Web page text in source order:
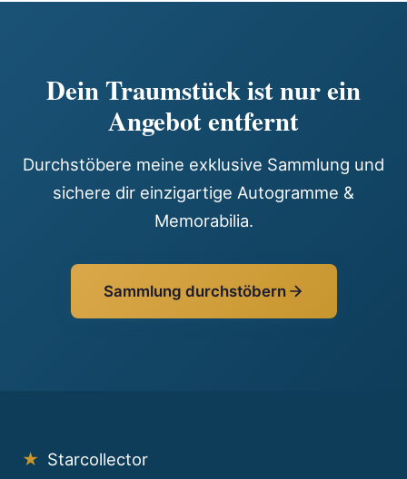
Dein Traumstück ist nur ein
Angebot entfernt
Durchstöbere meine exklusive Sammlung und
sichere dir einzigartige Autogramme &
Memorabilia.
Sammlung durchstöbern
★ Starcollector